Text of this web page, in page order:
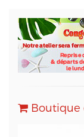
- Kiubi
technique du
- OVH
site web,
- Sarbacane
Automation.
Boutique